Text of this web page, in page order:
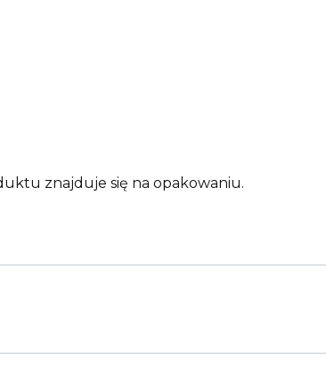
znajduje się na opakowaniu.